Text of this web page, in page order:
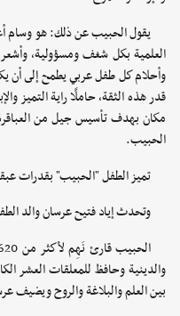
يقول الحبيب عن ذلك: هو وسام
العلمية بكل شغف ومسؤولية،
وأحلام كل طفل عربي يطمح إلى أن
قدر هذه الثقة، حاملًا راية التميز
مكان بهدف تأسيس جيل من العباقرة
الحبيب.
تميز الطفل "الحبيب" بقدرات
وتحدث إياد فتيح عرسان والد
والدينية وحافظ للمعلقات العشر
بين العلم والبلاغة والروح ويضيف